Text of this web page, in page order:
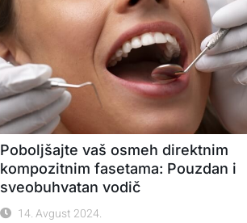
Poboljšajte vaš osmeh direktnim
kompozitnim fasetama: Pouzdan i
sveobuhvatan vodič
14. Avgust 2024.